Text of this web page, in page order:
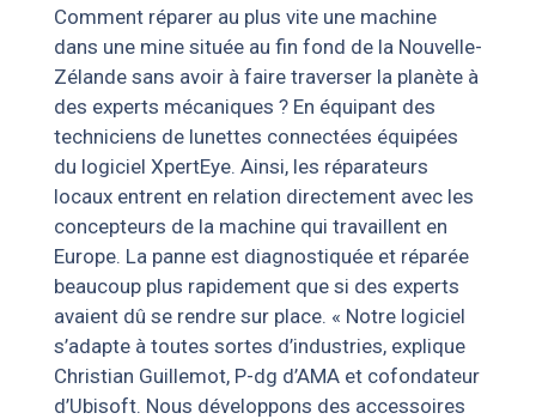
Comment réparer au plus vite une machine
dans une mine située au fin fond de la Nouvelle-
Zélande sans avoir à faire traverser la planète à
des experts mécaniques ? En équipant des
techniciens de lunettes connectées équipées
du logiciel XpertEye. Ainsi, les réparateurs
locaux entrent en relation directement avec les
concepteurs de la machine qui travaillent en
Europe. La panne est diagnostiquée et réparée
beaucoup plus rapidement que si des experts
avaient dû se rendre sur place. « Notre logiciel
s’adapte à toutes sortes d’industries, explique
Christian Guillemot, P-dg d’AMA et cofondateur
d’Ubisoft. Nous développons des accessoires